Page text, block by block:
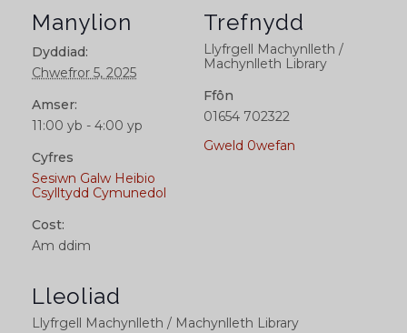
Manylion
Dyddiad:
Chwefror 5, 2025
Amser:
11:00 yb - 4:00 yp
Cyfres
Sesiwn Galw Heibio
Csylltydd Cymunedol
Cost:
Am ddim
Lleoliad
Llyfrgell Machynlleth / Machynlleth Library
Trefnydd
Llyfrgell Machynlleth /
Machynlleth Library
Ffôn
01654 702322
Gweld 0wefan